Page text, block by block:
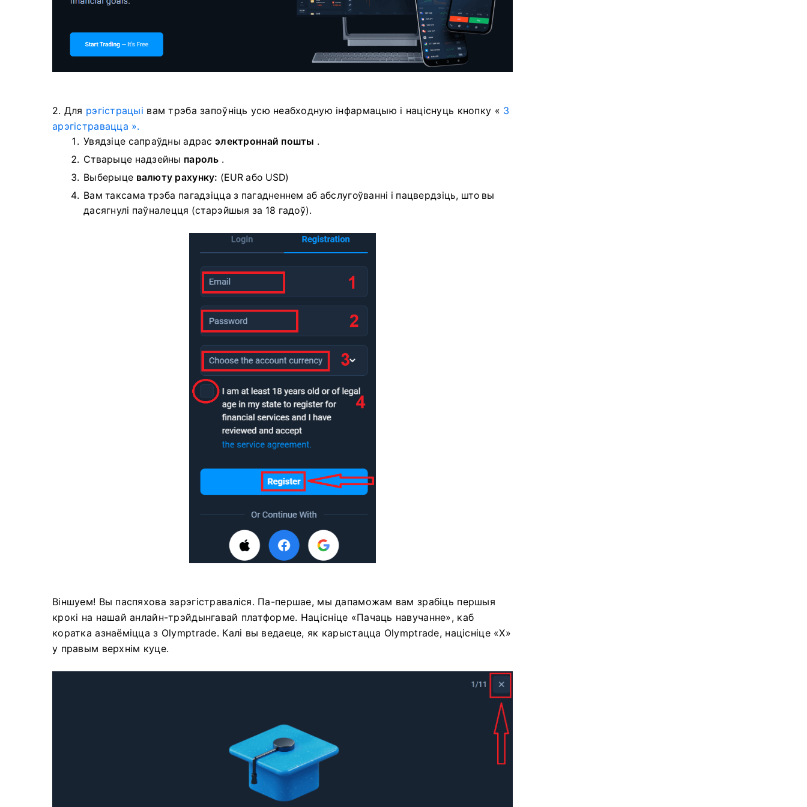
2. Для рэгістрацыі вам трэба запоўніць усю неабходную інфармацыю і націснуць кнопку « З
арэгістравацца ».
Увядзіце сапраўдны адрас электроннай пошты .
Стварыце надзейны пароль .
Выберыце валюту рахунку: (EUR або USD)
Вам таксама трэба пагадзіцца з пагадненнем аб абслугоўванні і пацвердзіць, што вы
дасягнулі паўналецця (старэйшыя за 18 гадоў).
Віншуем! Вы паспяхова зарэгістраваліся. Па-першае, мы дапаможам вам зрабіць першыя
крокі на нашай анлайн-трэйдынгавай платформе. Націсніце «Пачаць навучанне», каб
коратка азнаёміцца ​​з Olymptrade. Калі вы ведаеце, як карыстацца Olymptrade, націсніце «X»
у правым верхнім куце.